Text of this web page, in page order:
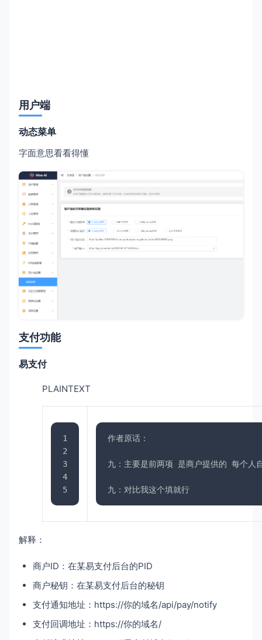
用户端
动态菜单
字面意思看看得懂
支付功能
易支付
PLAINTEXT
1
2
3
4
5
作者原话：
九：主要是前两项 是商户提供的 每个
九：对比我这个填就行
解释：
商户ID：在某易支付后台的PID
商户秘钥：在某易支付后台的秘钥
支付通知地址：https://你的域名/api/pay/notify
支付回调地址：https://你的域名/